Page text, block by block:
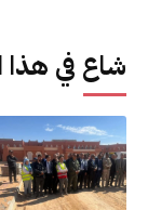
شاع في هذا